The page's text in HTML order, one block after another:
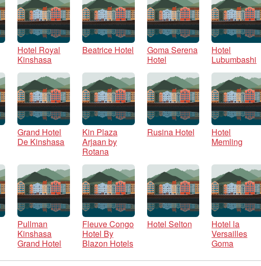
Hotel Royal
Kinshasa
Beatrice Hotel
Goma Serena
Hotel
Hotel
Lubumbashi
Grand Hotel
De Kinshasa
Kin Plaza
Arjaan by
Rotana
Rusina Hotel
Hotel
Memling
Pullman
Kinshasa
Grand Hotel
Fleuve Congo
Hotel By
Blazon Hotels
Hotel Selton
Hotel la
Versailles
Goma